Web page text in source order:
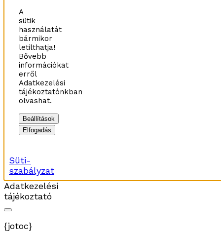
A
sütik
használatát
bármikor
letilthatja!
Bővebb
információkat
erről
Adatkezelési
tájékoztatónkban
olvashat.
Beállítások
Elfogadás
Süti-
szabályzat
Adatkezelési
tájékoztató
{jotoc}